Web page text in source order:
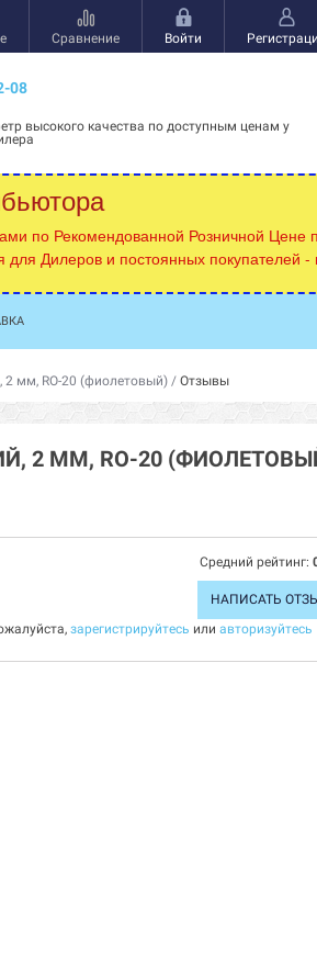
Сравнение Войти
08
высокого качества по доступным ценам у
по Рекомендованной Розничной Цене
Дилеров и постоянных покупателей -
2 мм, RO-20 (фиолетовый) / Отзывы
2 ММ, RO-20
Средний рейтинг:
НАПИСАТЬ
зарегистрируйтесь или авторизуйтесь